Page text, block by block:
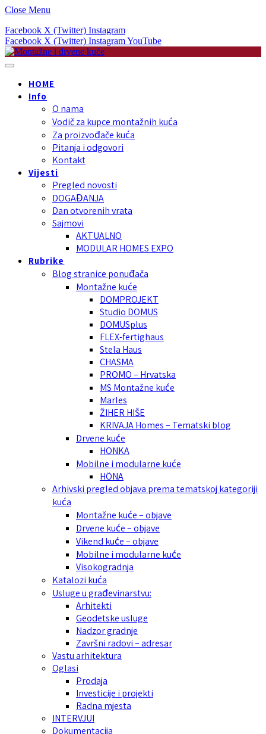
Close Menu
Facebook X (Twitter) Instagram
Facebook X (Twitter) InstagramYouTube
HOME
Info
O nama
Vodič za kupce montažnih kuća
Za proizvođače kuća
Pitanja i odgovori
Kontakt
Vijesti
Pregled novosti
DOGAĐANJA
Dan otvorenih vrata
Sajmovi
AKTUALNO
MODULAR HOMES EXPO
Rubrike
Blog stranice ponuđača
Montažne kuće
DOMPROJEKT
Studio DOMUS
DOMUSplus
FLEX-fertighaus
Stela Haus
CHASMA
PROMO – Hrvatska
MS Montažne kuće
Marles
ŽIHER HIŠE
KRIVAJA Homes – Tematski blog
Drvene kuće
HONKA
Mobilne i modularne kuće
HÖNA
Arhivski pregled objava prema tematskoj kategoriji
kuća
Montažne kuće – objave
Drvene kuće – objave
Vikend kuće – objave
Mobilne i modularne kuće
Visokogradnja
Katalozi kuća
Usluge u građevinarstvu:
Arhitekti
Geodetske usluge
Nadzor gradnje
Završni radovi – adresar
Vastu arhitektura
Oglasi
Prodaja
Investicije i projekti
Radna mjesta
INTERVJUI
Dokumentacija